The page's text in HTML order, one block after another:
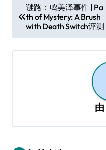
章
导
航
谜路：鸣美泽事件 | Pa
th of Mystery: A Brush
with Death Switch评测
由